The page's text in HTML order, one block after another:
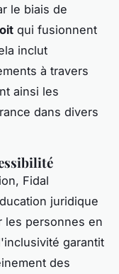
le biais de
qui fusionnent
inclut
à travers
ainsi les
dans divers
Fidal
juridique
les personnes en
garantit
des